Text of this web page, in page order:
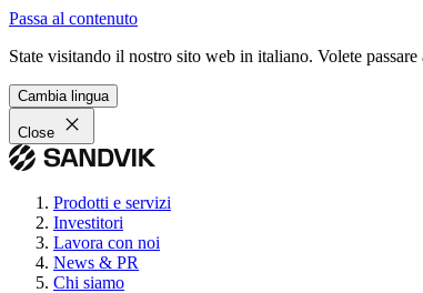
Passa al contenuto
State visitando il nostro sito web in italiano. Volete
Cambia lingua
Close
Prodotti e servizi
Investitori
Lavora con noi
News & PR
Chi siamo